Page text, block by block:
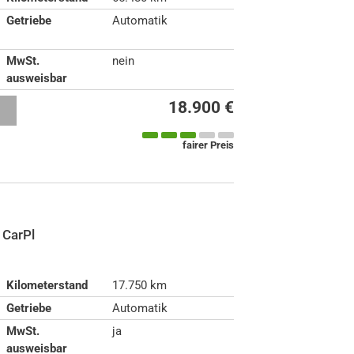
Getriebe
Automatik
MwSt.
ausweisbar
nein
18.900 €
fairer Preis
Kilometerstand
17.750 km
Getriebe
Automatik
MwSt.
ausweisbar
ja